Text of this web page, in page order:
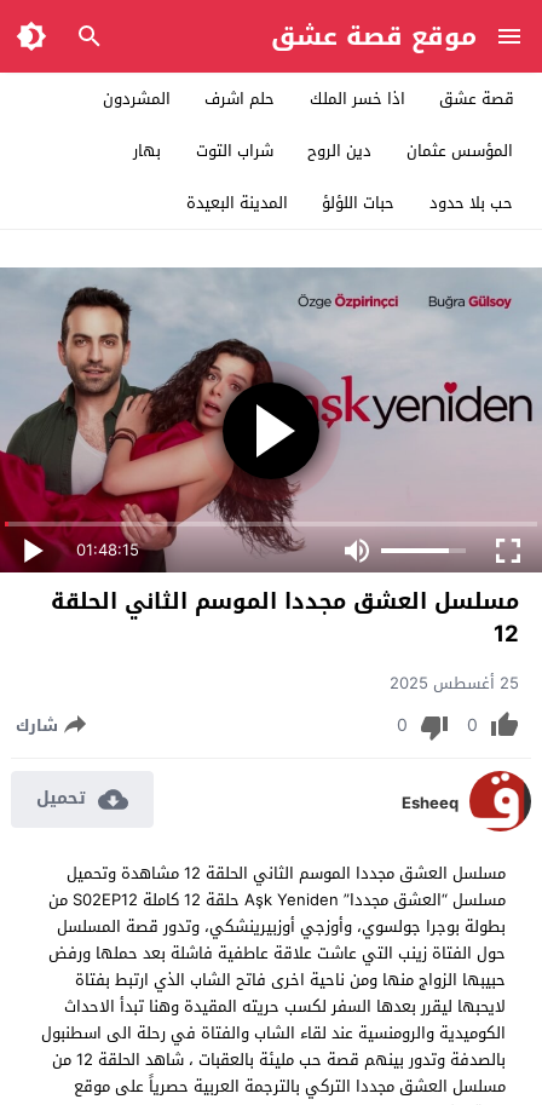
موقع قصة عشق
قصة عشق اذا خسر الملك حلم اشرف
المشردون
المؤسس عثمان
دين الروح شراب التوت
بهار
حب بلا حدود
حبات اللؤلؤ المدينة البعيدة
01:48:15
مسلسل العشق مجددا الموسم الثاني الحلقة
12
25 أغسطس 2025
0
0 شارك
Esheeq تحميل
مسلسل العشق مجددا الموسم الثاني الحلقة 12 مشاهدة وتحميل
مسلسل “العشق مجددا” Aşk Yeniden حلقة 12 كاملة S02EP12 من
بطولة بوجرا جولسوي، وأوزجي أوزبيرينشكي، وتدور قصة المسلسل
حول الفتاة زينب التي عاشت علاقة عاطفية فاشلة بعد حملها ورفض
حبيبها الزواج منها ومن ناحية اخرى فاتح الشاب الذي ارتبط بفتاة
لايحبها ليقرر بعدها السفر لكسب حريته المقيدة وهنا تبدأ الاحداث
الكوميدية والرومنسية عند لقاء الشاب والفتاة في رحلة الى اسطنبول
بالصدفة وتدور بينهم قصة حب مليئة بالعقبات ، شاهد الحلقة 12 من
مسلسل العشق مجددا التركي بالترجمة العربية حصرياً على موقع